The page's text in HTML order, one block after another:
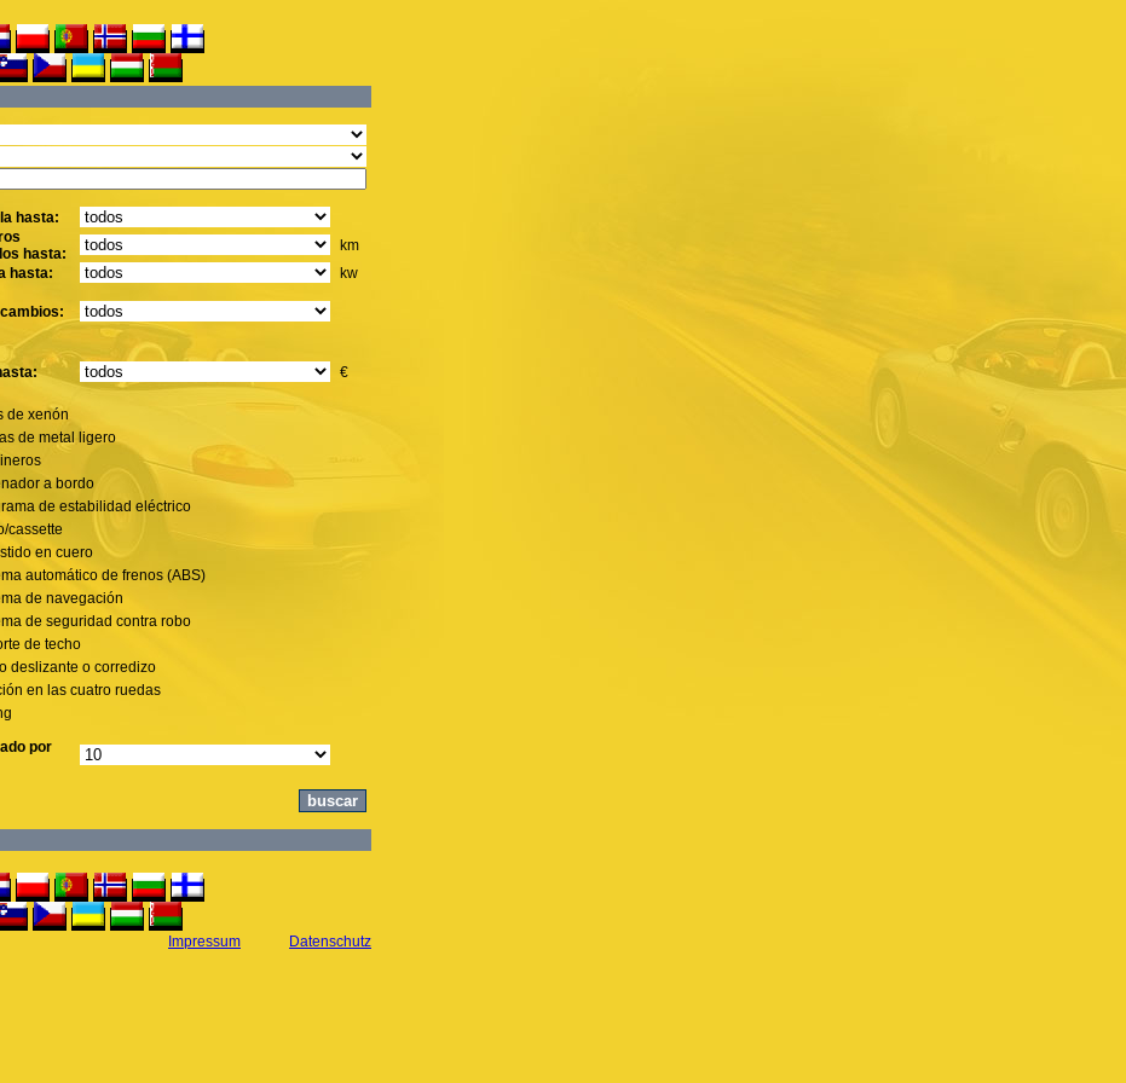
hasta:
hasta:
km
hasta: kw
€
de xenón
de metal ligero
a bordo
de estabilidad eléctrico
cassette
en cuero
automático de frenos (ABS)
de navegación
de seguridad contra robo
de techo
deslizante o corredizo
en las cuatro ruedas
por
Datenschutz
Impressum